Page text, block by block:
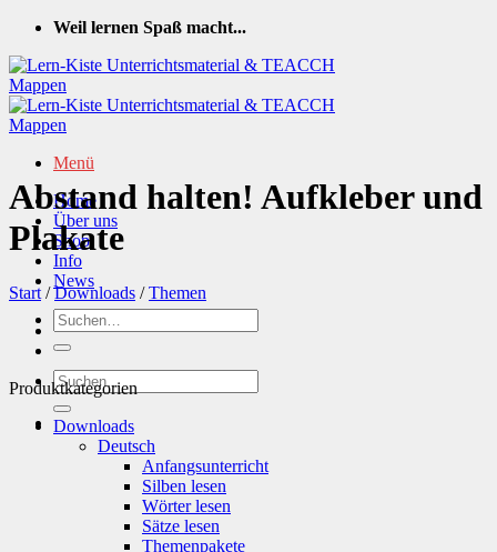
Weil lernen Spaß macht...
Menü
Home
Über uns
Shop
Info
News
Suchen
nach:
Suchen
nach:
Abstand halten! Aufkleber und
Plakate
Start / Downloads / Themen
Produktkategorien
Downloads
Deutsch
Anfangsunterricht
Silben lesen
Wörter lesen
Sätze lesen
Themenpakete